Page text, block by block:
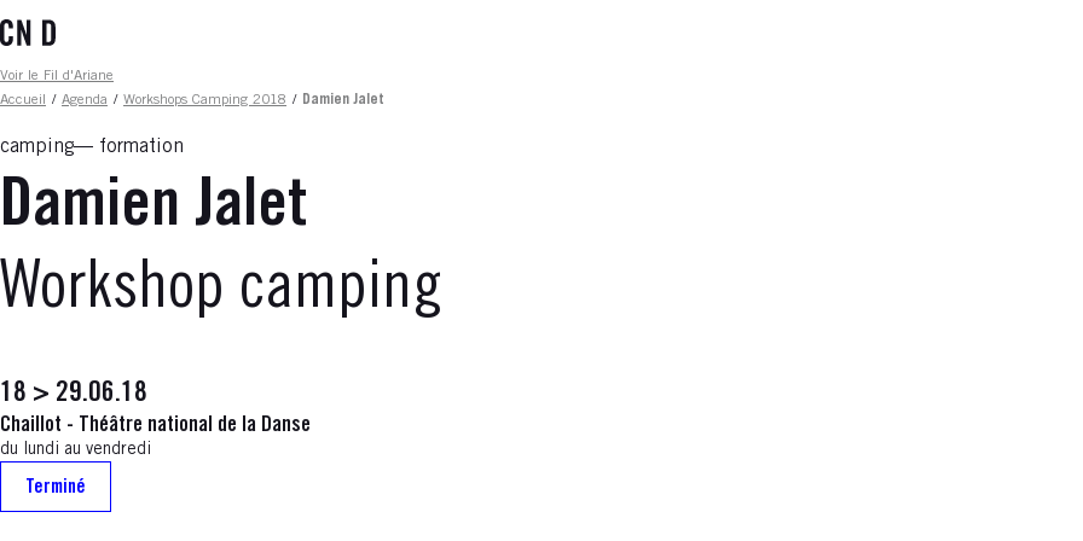
au
principal
Fil d'ariane
Voir le Fil d'Ariane
Accueil
/ Agenda / Workshops Camping 2018 / Damien Jalet
camping formation
Damien Jalet
Workshop camping
18 > 29.06.18
Chaillot - Théâtre national de la Danse
du lundi au vendredi
Terminé